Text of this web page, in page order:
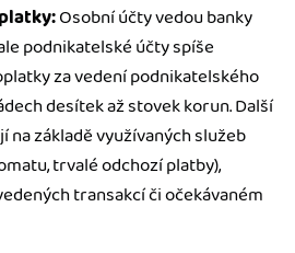
Osobní účty vedou banky
podnikatelské účty spíše
za vedení podnikatelského
desítek až stovek korun. Další
na základě využívaných služeb
trvalé odchozí platby),
transakcí či očekávaném